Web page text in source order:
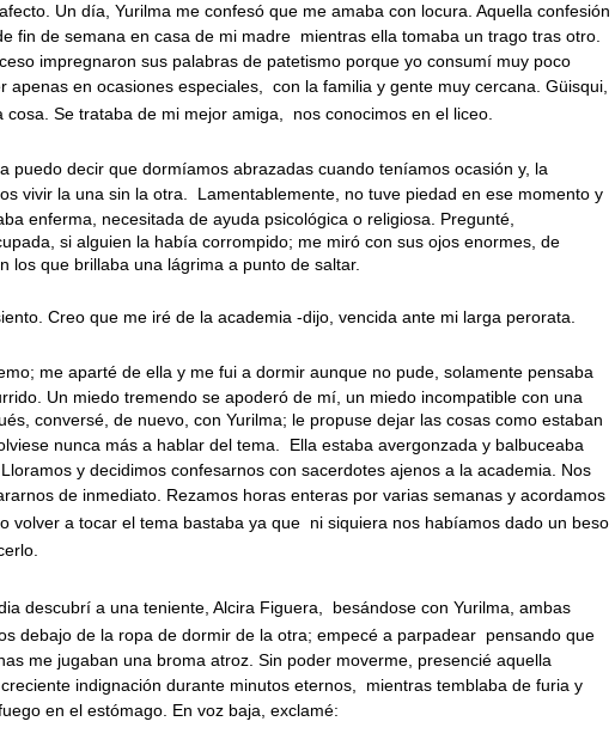
Un día, Yurilma me confesó que me amaba con locura. Aquella confesión
fin de semana en casa de mi madre mientras ella tomaba un trago tras otro.
impregnaron sus palabras de patetismo porque yo consumí muy poco
apenas en ocasiones especiales,
con la familia y gente muy cercana. Güisqui,
Se trataba de mi mejor amiga,
nos conocimos en el liceo.
puedo decir que dormíamos abrazadas cuando teníamos ocasión y, la
vivir la una sin la otra.
Lamentablemente, no tuve piedad en ese momento y
enferma, necesitada de ayuda psicológica o religiosa. Pregunté,
si alguien la había corrompido; me miró con sus ojos enormes, de
los que brillaba una lágrima a punto de saltar.
Creo que me iré de la academia -dijo, vencida ante mi larga perorata.
me aparté de ella y me fui a dormir aunque no pude, solamente pensaba
Un miedo tremendo se apoderó de mí, un miedo incompatible con una
conversé, de nuevo, con Yurilma; le propuse dejar las cosas como estaban
nunca más a hablar del tema.
Ella estaba avergonzada y balbuceaba
y decidimos confesarnos con sacerdotes ajenos a la academia. Nos
de inmediato. Rezamos horas enteras por varias semanas y acordamos
volver a tocar el tema bastaba ya que ni siquiera nos habíamos dado un beso
descubrí a una teniente, Alcira Figuera,
besándose con Yurilma, ambas
debajo de la ropa de dormir de la otra; empecé a parpadear pensando que
me jugaban una broma atroz. Sin poder moverme, presencié aquella
indignación durante minutos eternos,
mientras temblaba de furia y
en el estómago. En voz baja, exclamé: